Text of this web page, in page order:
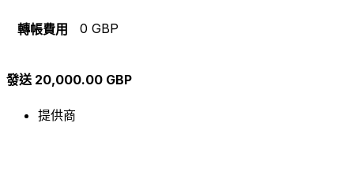
轉帳費用 0 GBP
發送 20,000.00 GBP
提供商